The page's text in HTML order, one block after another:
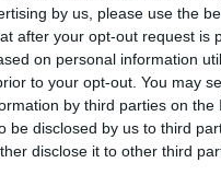
by us, please use the
after your opt-out request is
on personal information
to your opt-out. You may
by third parties on the
be disclosed by us to third
disclose it to other third
luat de la poetul
din această
sau de pseudo-
copiii noştri,